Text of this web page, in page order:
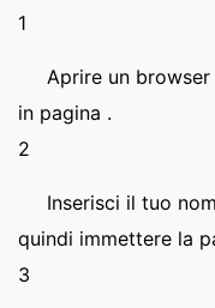
1
Aprire un
in pagina .
2
Inserisci il tuo
quindi immettere la
3